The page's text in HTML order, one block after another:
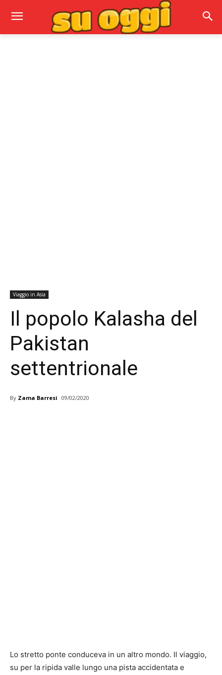
Viaggio in Asia
Il popolo Kalasha del
Pakistan
settentrionale
By Zama Barresi 09/02/2020
Lo stretto ponte conduceva in un altro mondo. Il viaggio,
su per la ripida valle lungo una pista accidentata e